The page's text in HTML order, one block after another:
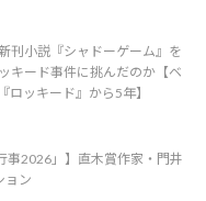
刊小説『シャドーゲーム』を
キード事件に挑んだのか【ベ
ロッキード』から5年】
事2026」】直木賞作家・門井
ョン